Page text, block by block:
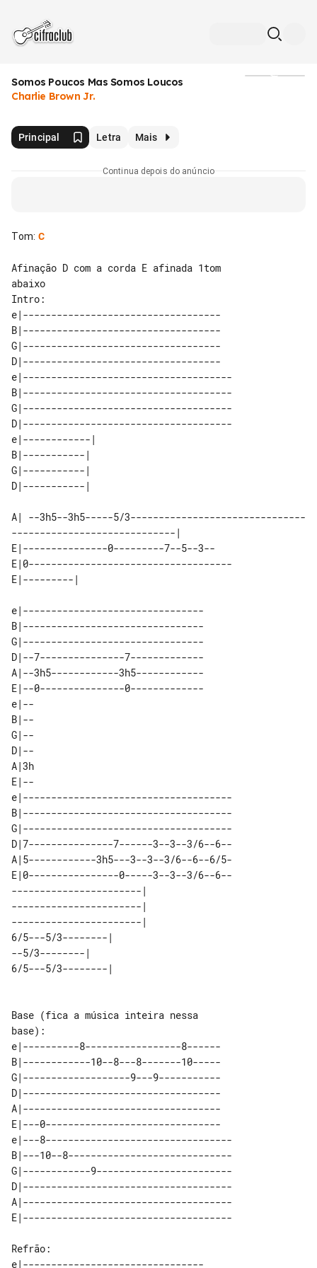
Somos Poucos Mas Somos Loucos
Charlie Brown Jr.
Principal Letra Mais
Continua depois do anúncio
Tom: C
Afinação D com a corda E afinada 1tom
abaixo
e|-----------------------------------
B|-----------------------------------
G|-----------------------------------
D|-----------------------------------
e|-------------------------------------
B|-------------------------------------
G|-------------------------------------
D|-------------------------------------
e|------------|
B|-----------|
G|-----------|
A| --3h5--3h5-----5/3-------------------------------
-----------------------------|
E|---------------0---------7--5--3--
E|0------------------------------------
e|--------------------------------
B|--------------------------------
G|--------------------------------
D|--7---------------7-------------
A|--3h5------------3h5------------
E|--0---------------0-------------
e|--
B|--
G|--
D|--
A|3h
E|--
e|-------------------------------------
B|-------------------------------------
G|-------------------------------------
D|7---------------7------3--3--3/6--6--
A|5------------3h5---3--3--3/6--6--6/5-
E|0----------------0-----3--3--3/6--6--
-----------------------|
-----------------------|
-----------------------|
6/5---5/3--------|
--5/3--------|
Base (fica a música inteira nessa
e|----------8-----------------8------
B|------------10--8---8-------10-----
G|-------------------9---9-----------
D|-----------------------------------
A|-----------------------------------
E|---0-------------------------------
e|---8---------------------------------
B|---10--8-----------------------------
G|------------9------------------------
D|-------------------------------------
A|-------------------------------------
Refrão:
e|--------------------------------